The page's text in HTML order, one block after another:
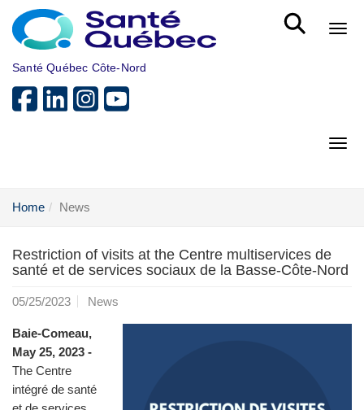
Skip to main content
Santé Québec Côte-Nord
Home News
Restriction of visits at the Centre multiservices de
santé et de services sociaux de la Basse-Côte-Nord
05/25/2023 News
Baie-Comeau,
May 25, 2023 -
The Centre
intégré de santé